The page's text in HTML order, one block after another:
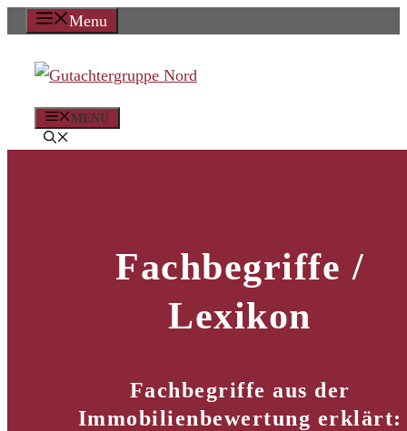
Zum
springen
Menu
MENÜ
Fachbegriffe /
Lexikon
Fachbegriffe aus der
Immobilienbewertung erklärt: